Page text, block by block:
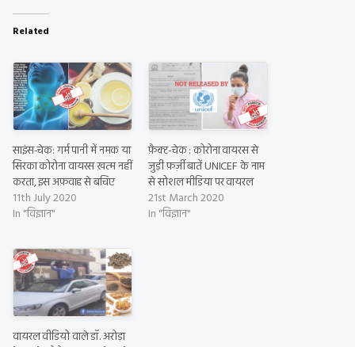
Related
साइंस-चेक: गर्म पानी में नमक या
सिरका कोरोना वायरस ख़त्म नहीं
करता, इस अफ़वाह से बचिए
11th July 2020
In "विज्ञान"
फ़ैक्ट-चेक : कोरोना वायरस से
जुड़ी फ़र्ज़ी बातें UNICEF के नाम
से सोशल मीडिया पर वायरल
21st March 2020
In "विज्ञान"
वायरल वीडियो वाले डॉ. अरोड़ा